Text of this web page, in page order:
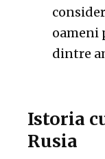
oameni
dintre
Istoria
Rusia